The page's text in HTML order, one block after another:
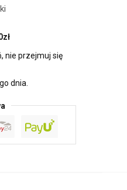
nie przejmuj się
dnia.